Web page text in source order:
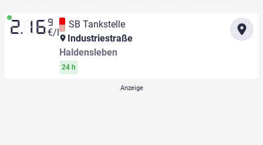
2.16 9
€/l
SB Tankstelle
Industriestraße
Haldensleben
24 h